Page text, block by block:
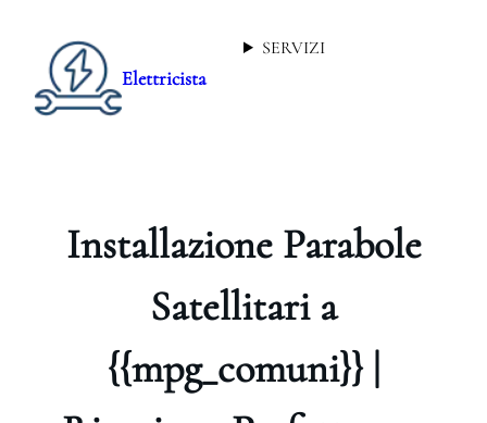
Elettricista
SERVIZI
Installazione Parabole
Satellitari a
{{mpg_comuni}} |